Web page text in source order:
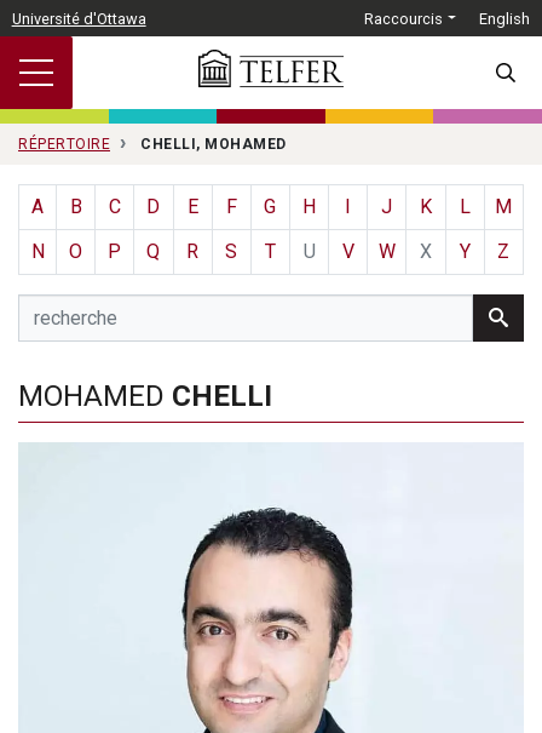
Passer au contenu principal
Université d'Ottawa Raccourcis English
RÉPERTOIRE CHELLI, MOHAMED
A B C D E F G H J K L
M
N
O P Q R S T U V W X Y Z
MOHAMED CHELLI